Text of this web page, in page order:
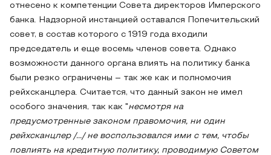
отнесено к компетенции Совета директоров Имперского
банка. Надзорной инстанцией оставался Попечительский
совет, в состав которого с 1919 года входили
председатель и еще восемь членов совета. Однако
возможности данного органа влиять на политику банка
были резко ограничены – так же как и полномочия
рейхсканцлера. Считается, что данный закон не имел
особого значения, так как "несмотря на
предусмотренные законом правомочия, ни один
рейхсканцлер /.../ не воспользовался ими с тем, чтобы
повлиять на кредитную политику, проводимую Советом